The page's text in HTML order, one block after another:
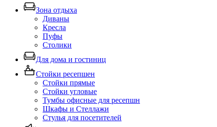
Зона отдыха
Диваны
Кресла
Пуфы
Столики
Для дома и гостиниц
Стойки ресепшен
Стойки прямые
Стойки угловые
Тумбы офисные для ресепшн
Шкафы и Стеллажи
Стулья для посетителей